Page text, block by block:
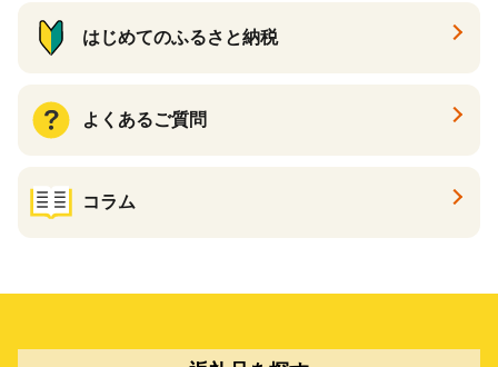
はじめてのふるさと納税
よくあるご質問
コラム